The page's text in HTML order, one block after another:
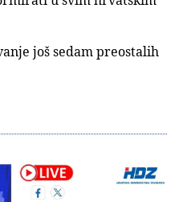
još sedam preostalih